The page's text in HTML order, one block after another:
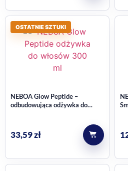
OSTATNIE SZTUKI
NEBOA Glow Peptide –
odbudowująca odżywka do
33,59zł